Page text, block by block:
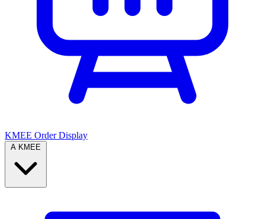
KMEE Order Display